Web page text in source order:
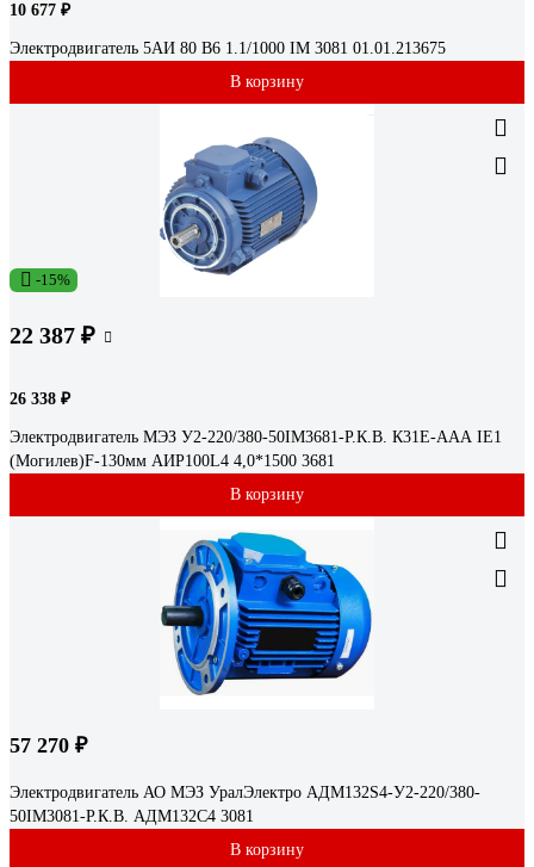
10 677 ₽
Электродвигатель 5АИ 80 В6 1.1/1000 IM 3081 01.01.213675
В корзину
-15%
22 387 ₽
26 338 ₽
Электродвигатель МЭЗ У2-220/380-50IM3681-Р.К.В. К31Е-ААА IE1
(Могилев)F-130мм АИР100L4 4,0*1500 3681
В корзину
57 270 ₽
Электродвигатель АО МЭЗ УралЭлектро АДМ132S4-У2-220/380-
50IM3081-Р.К.В. АДМ132С4 3081
В корзину